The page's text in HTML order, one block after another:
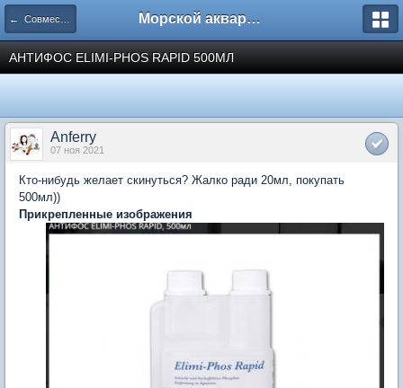
← Совместные закупки Морской аквариум. Форумы ReefCentral.ru
АНТИФОС ELIMI-PHOS RAPID 500МЛ
Anferry
07 ноя 2021
Кто-нибудь желает скинуться? Жалко ради 20мл, покупать
500мл))
Прикрепленные изображения